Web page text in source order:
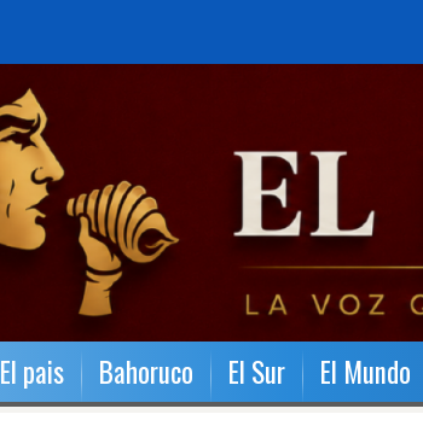
El pais Bahoruco El Sur El Mundo